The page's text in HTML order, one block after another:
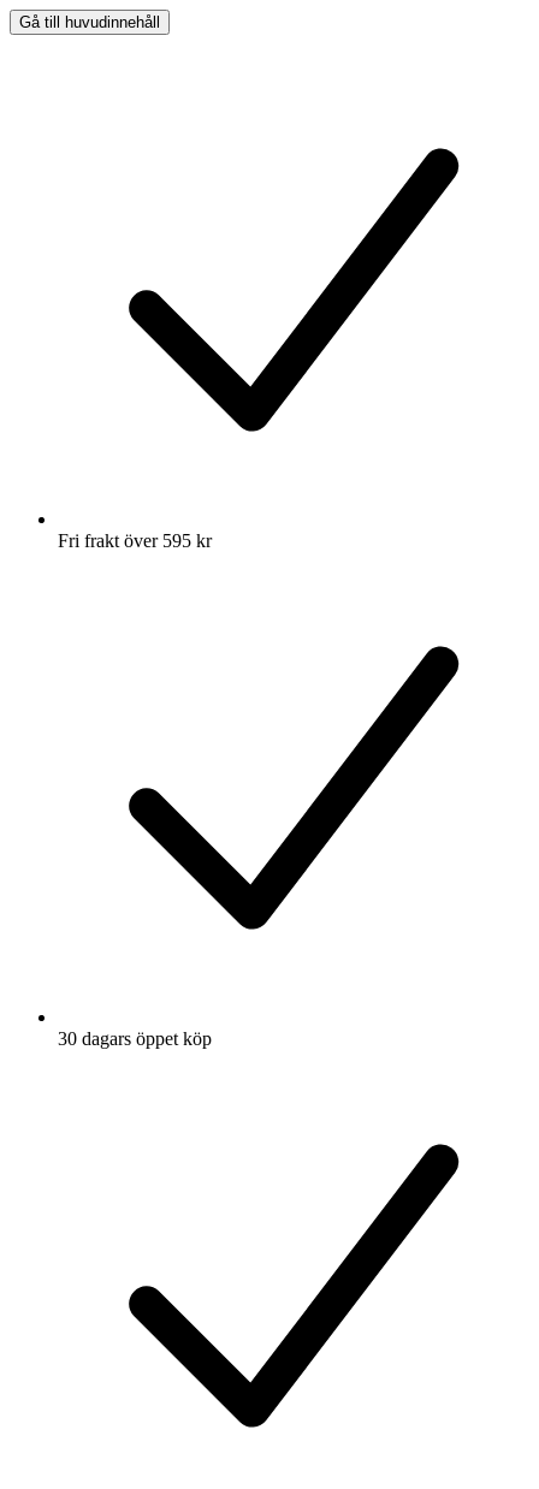
Gå till huvudinnehåll
Fri frakt över 595 kr
30 dagars öppet köp